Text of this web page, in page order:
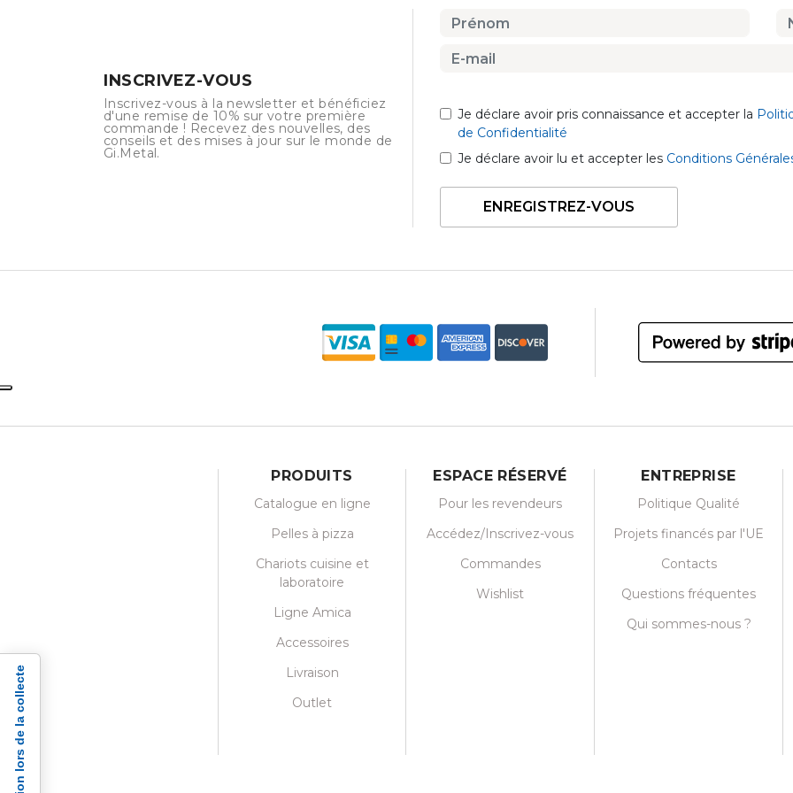
INSCRIVEZ-VOUS
Inscrivez-vous à la newsletter et bénéficiez
d'une remise de 10% sur votre première
commande ! Recevez des nouvelles, des
conseils et des mises à jour sur le monde de
Gi.Metal.
Je déclare avoir pris connaissance et accepter la
de Confidentialité
Je déclare avoir lu et accepter les Conditions
ENREGISTREZ-VOUS
PRODUITS
Catalogue en ligne
Pelles à pizza
Chariots cuisine et
laboratoire
Ligne Amica
Accessoires
Livraison
Outlet
ESPACE RÉSERVÉ
Pour les revendeurs
Accédez/Inscrivez-vous
Commandes
Wishlist
ENTREPRISE
Politique Qualité
Projets financés par l'UE
Contacts
Questions fréquentes
Qui sommes-nous ?
Notification lors de la collecte